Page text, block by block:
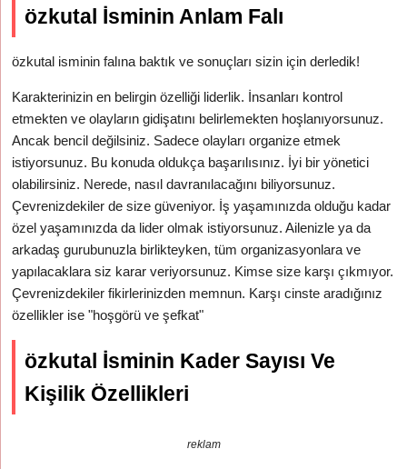
özkutal İsminin Anlam Falı
özkutal isminin falına baktık ve sonuçları sizin için derledik!
Karakterinizin en belirgin özelliği liderlik. İnsanları kontrol
etmekten ve olayların gidişatını belirlemekten hoşlanıyorsunuz.
Ancak bencil değilsiniz. Sadece olayları organize etmek
istiyorsunuz. Bu konuda oldukça başarılısınız. İyi bir yönetici
olabilirsiniz. Nerede, nasıl davranılacağını biliyorsunuz.
Çevrenizdekiler de size güveniyor. İş yaşamınızda olduğu kadar
özel yaşamınızda da lider olmak istiyorsunuz. Ailenizle ya da
arkadaş gurubunuzla birlikteyken, tüm organizasyonlara ve
yapılacaklara siz karar veriyorsunuz. Kimse size karşı çıkmıyor.
Çevrenizdekiler fikirlerinizden memnun. Karşı cinste aradığınız
özellikler ise "hoşgörü ve şefkat"
özkutal İsminin Kader Sayısı Ve
Kişilik Özellikleri
reklam